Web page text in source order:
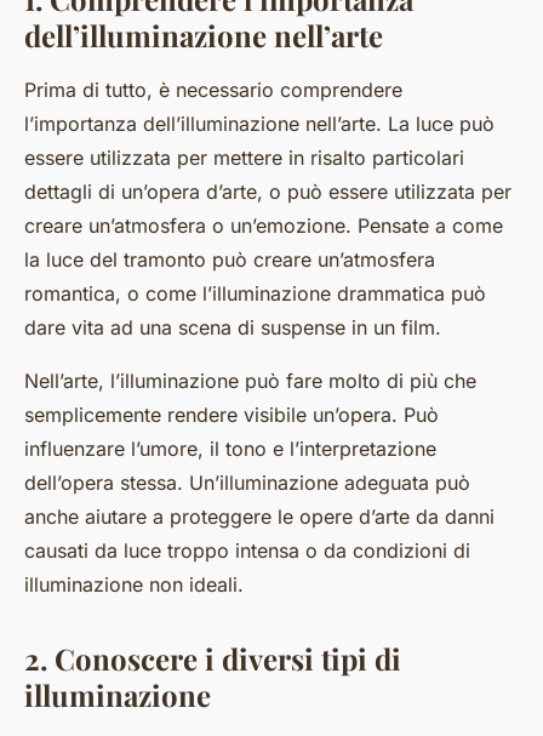
dell’illuminazione nell’arte
Prima di tutto, è necessario comprendere
l’importanza dell’illuminazione nell’arte. La luce può
essere utilizzata per mettere in risalto particolari
dettagli di un’opera d’arte, o può essere utilizzata per
creare un’atmosfera o un’emozione. Pensate a come
la luce del tramonto può creare un’atmosfera
romantica, o come l’illuminazione drammatica può
dare vita ad una scena di suspense in un film.
Nell’arte, l’illuminazione può fare molto di più che
semplicemente rendere visibile un’opera. Può
influenzare l’umore, il tono e l’interpretazione
dell’opera stessa. Un’illuminazione adeguata può
anche aiutare a proteggere le opere d’arte da danni
causati da luce troppo intensa o da condizioni di
illuminazione non ideali.
2. Conoscere i diversi tipi di
illuminazione